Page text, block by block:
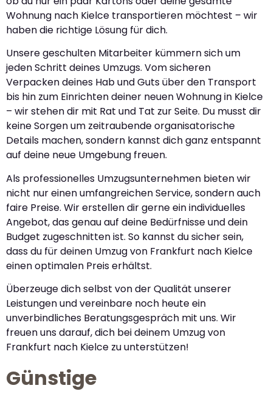
Wohnung nach Kielce transportieren möchtest – wir
haben die richtige Lösung für dich.
Unsere geschulten Mitarbeiter kümmern sich um
jeden Schritt deines Umzugs. Vom sicheren
Verpacken deines Hab und Guts über den Transport
bis hin zum Einrichten deiner neuen Wohnung in Kielce
– wir stehen dir mit Rat und Tat zur Seite. Du musst dir
keine Sorgen um zeitraubende organisatorische
Details machen, sondern kannst dich ganz entspannt
auf deine neue Umgebung freuen.
Als professionelles Umzugsunternehmen bieten wir
nicht nur einen umfangreichen Service, sondern auch
faire Preise. Wir erstellen dir gerne ein individuelles
Angebot, das genau auf deine Bedürfnisse und dein
Budget zugeschnitten ist. So kannst du sicher sein,
dass du für deinen Umzug von Frankfurt nach Kielce
einen optimalen Preis erhältst.
Überzeuge dich selbst von der Qualität unserer
Leistungen und vereinbare noch heute ein
unverbindliches Beratungsgespräch mit uns. Wir
freuen uns darauf, dich bei deinem Umzug von
Frankfurt nach Kielce zu unterstützen!
Günstige